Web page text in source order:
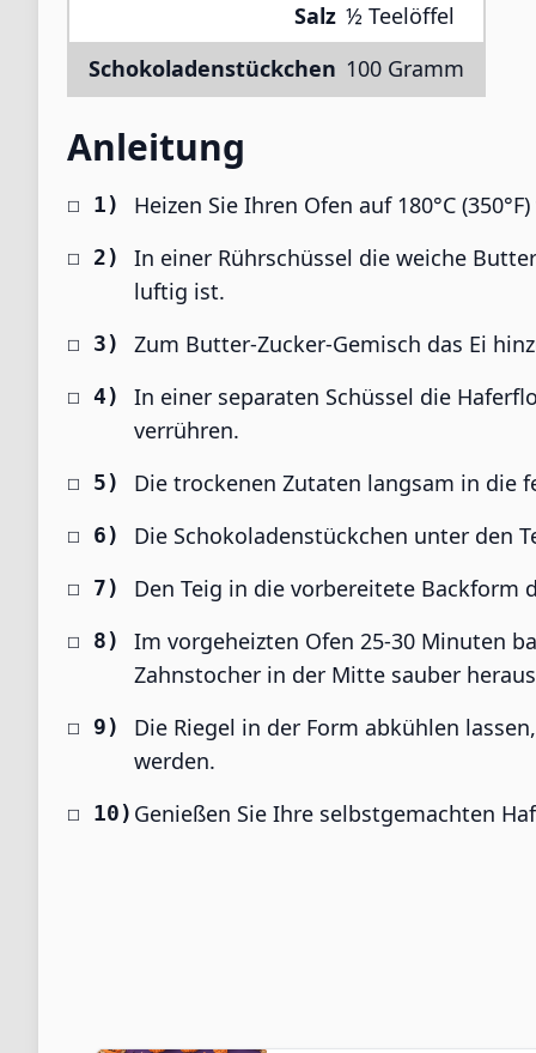
Salz ½ Teelöffel
Schokoladenstückchen 100 Gramm
Anleitung
Heizen Sie Ihren Ofen auf 180°C
In einer Rührschüssel die weiche
luftig ist.
Zum Butter-Zucker-Gemisch das Ei
In einer separaten Schüssel die
verrühren.
Die trockenen Zutaten langsam in die
Die Schokoladenstückchen unter den
Den Teig in die vorbereitete Backform
Im vorgeheizten Ofen 25-30 Minuten
Zahnstocher in der Mitte sauber
Die Riegel in der Form abkühlen
werden.
Genießen Sie Ihre selbstgemachten